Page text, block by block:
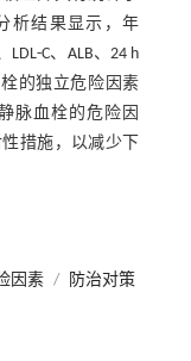
析结果显示，年
LDL-C、ALB、24 h
的独立危险因素
脉血栓的危险因
措施，以减少下
因素 / 防治对策